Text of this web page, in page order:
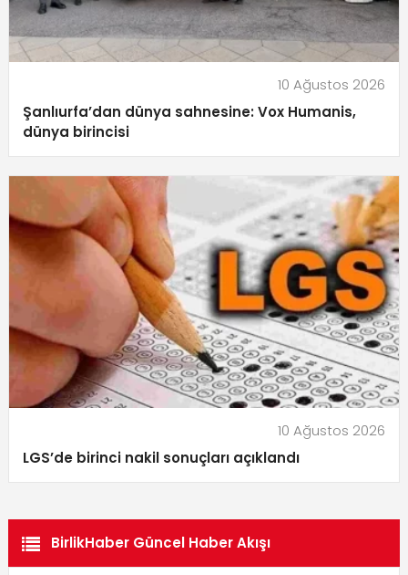
10 Ağustos 2026
Şanlıurfa’dan dünya sahnesine: Vox Humanis,
dünya birincisi
10 Ağustos 2026
LGS’de birinci nakil sonuçları açıklandı
BirlikHaber Güncel Haber Akışı